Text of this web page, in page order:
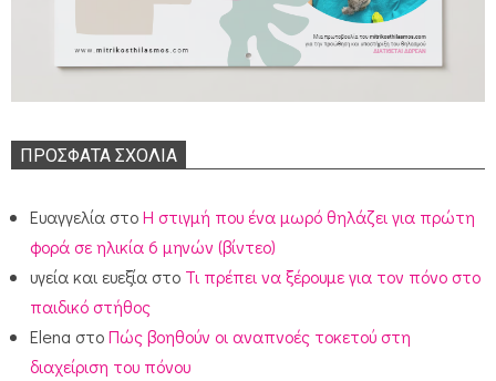
ΠΡΌΣΦΑΤΑ ΣΧΌΛΙΑ
Ευαγγελία στοΗ στιγμή που ένα μωρό θηλάζει για πρώτη
φορά σε ηλικία 6 μηνών (βίντεο)
υγεία και ευεξία στο Τι πρέπει να ξέρουμε για τον πόνο στο
παιδικό στήθος
Elena στοΠώς βοηθούν οι αναπνοές τοκετού στη
διαχείριση του πόνου